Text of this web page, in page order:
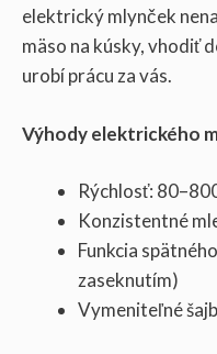
elektrický mlynček
mäso na kúsky, vhodiť
urobí prácu za vás.
Výhody elektrického
Rýchlosť:
Konzistentné
Funkcia
zaseknutím)
Vymeniteľné